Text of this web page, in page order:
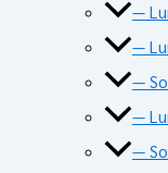
—
—
—
—
—